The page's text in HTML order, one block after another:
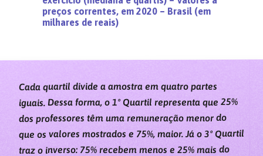
preços correntes, em 2020 – Brasil (em
milhares de reais)
Cada quartil divide a amostra em quatro partes
iguais. Dessa forma, o 1º Quartil representa que 25%
dos professores têm uma remuneração menor do
que os valores mostrados e 75%, maior. Já o 3º Quartil
traz o inverso: 75% recebem menos e 25% mais do